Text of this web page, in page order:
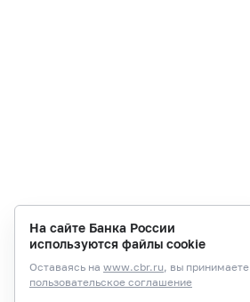
На сайте Банка России
используются файлы cookie
Оставаясь на www.cbr.ru, вы принимаете
пользовательское соглашение